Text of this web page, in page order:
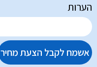
הערות
אשמח לקבל הצעת מחיר